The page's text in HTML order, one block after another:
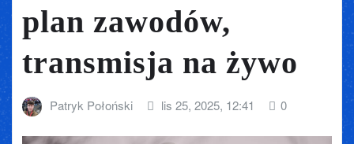
plan zawodów,
transmisja na żywo
Patryk Połoński lis 25, 2025, 12:41 0